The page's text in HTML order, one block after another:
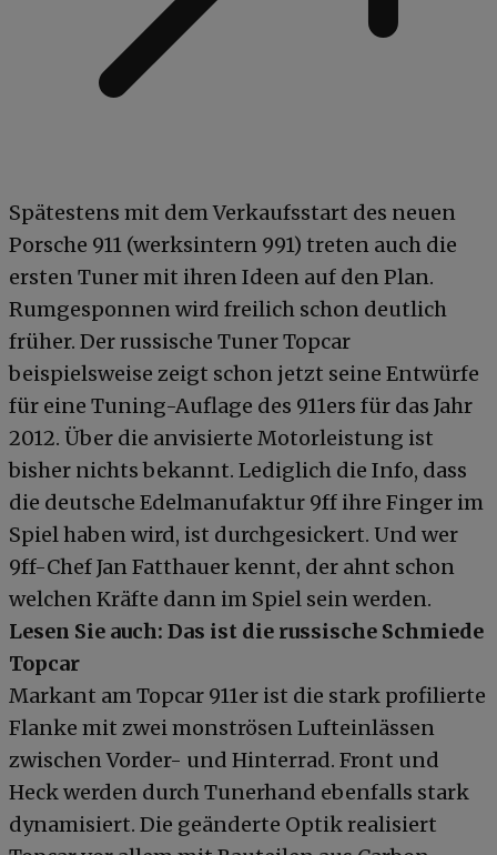
Spätestens mit dem Verkaufsstart des neuen
Porsche 911 (werksintern 991) treten auch die
ersten Tuner mit ihren Ideen auf den Plan.
Rumgesponnen wird freilich schon deutlich
früher. Der russische Tuner Topcar
beispielsweise zeigt schon jetzt seine Entwürfe
für eine Tuning-Auflage des 911ers für das Jahr
2012. Über die anvisierte Motorleistung ist
bisher nichts bekannt. Lediglich die Info, dass
die deutsche Edelmanufaktur 9ff ihre Finger im
Spiel haben wird, ist durchgesickert. Und wer
9ff-Chef Jan Fatthauer kennt, der ahnt schon
welchen Kräfte dann im Spiel sein werden.
Lesen Sie auch: Das ist die russische Schmiede
Topcar
Markant am Topcar 911er ist die stark profilierte
Flanke mit zwei monströsen Lufteinlässen
zwischen Vorder- und Hinterrad. Front und
Heck werden durch Tunerhand ebenfalls stark
dynamisiert. Die geänderte Optik realisiert